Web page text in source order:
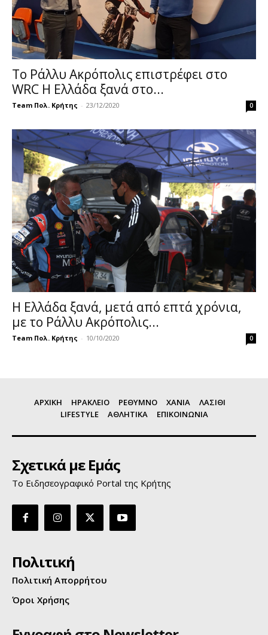
Το Ράλλυ Ακρόπολις επιστρέφει στο
WRC Η Ελλάδα ξανά στο...
Team Πολ. Κρήτης - 23/12/2020 0
Η Ελλάδα ξανά, μετά από επτά χρόνια,
με το Ράλλυ Ακρόπολις...
Team Πολ. Κρήτης - 10/10/2020 0
ΑΡΧΙΚΗ ΗΡΑΚΛΕΙΟ ΡΕΘΥΜΝΟ ΧΑΝΙΑ
ΛΑΣΙΘΙ
LIFESTYLE
ΑΘΛΗΤΙΚΑ ΕΠΙΚΟΙΝΩΝΙΑ
Σχετικά με Εμάς
Το Ειδησεογραφικό Portal της Κρήτης
Πολιτική
Πολιτική Απορρήτου
Όροι Χρήσης